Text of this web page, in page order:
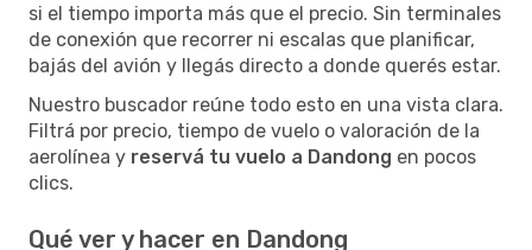
si el tiempo importa más que el precio. Sin terminales
de conexión que recorrer ni escalas que planificar,
bajás del avión y llegás directo a donde querés estar.
Nuestro buscador reúne todo esto en una vista clara.
Filtrá por precio, tiempo de vuelo o valoración de la
aerolínea y reservá tu vuelo a Dandong en pocos
clics.
Qué ver y hacer en Dandong